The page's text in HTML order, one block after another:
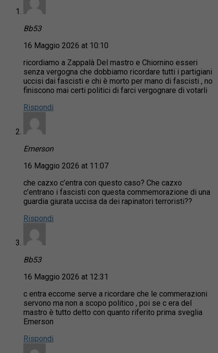
Bb53
16 Maggio 2026 at 10:10
ricordiamo a Zappalà Del mastro e Chiornino esseri
senza vergogna che dobbiamo ricordare tutti i partigiani
uccisi dai fascisti e chi è morto per mano di fascisti , no
finiscono mai certi politici di farci vergognare di votarli
Rispondi
Emerson
16 Maggio 2026 at 11:07
che cazxo c’entra con questo caso? Che cazxo
c’entrano i fascisti con questa commemorazione di una
guardia giurata uccisa da dei rapinatori terroristi??
Rispondi
Bb53
16 Maggio 2026 at 12:31
c entra eccome serve a ricordare che le commerazioni
servono ma non a scopo politico , poi se c era del
mastro è tutto detto con quanto riferito prima sveglia
Emerson
Rispondi